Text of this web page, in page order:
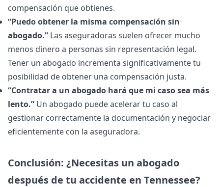
compensación que obtienes.
“Puedo obtener la misma compensación sin
abogado.” Las aseguradoras suelen ofrecer mucho
menos dinero a personas sin representación legal.
Tener un abogado incrementa significativamente tu
posibilidad de obtener una compensación justa.
“Contratar a un abogado hará que mi caso sea más
lento.” Un abogado puede acelerar tu caso al
gestionar correctamente la documentación y negociar
eficientemente con la aseguradora.
Conclusión: ¿Necesitas un abogado
después de tu accidente en Tennessee?